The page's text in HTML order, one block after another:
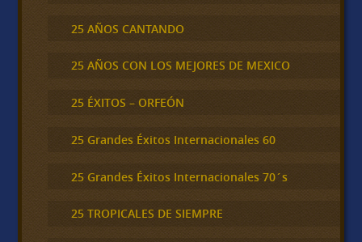
25 AÑOS CANTANDO
25 AÑOS CON LOS MEJORES DE MEXICO
25 ÉXITOS – ORFEÓN
25 Grandes Éxitos Internacionales 60
25 Grandes Éxitos Internacionales 70´s
25 TROPICALES DE SIEMPRE